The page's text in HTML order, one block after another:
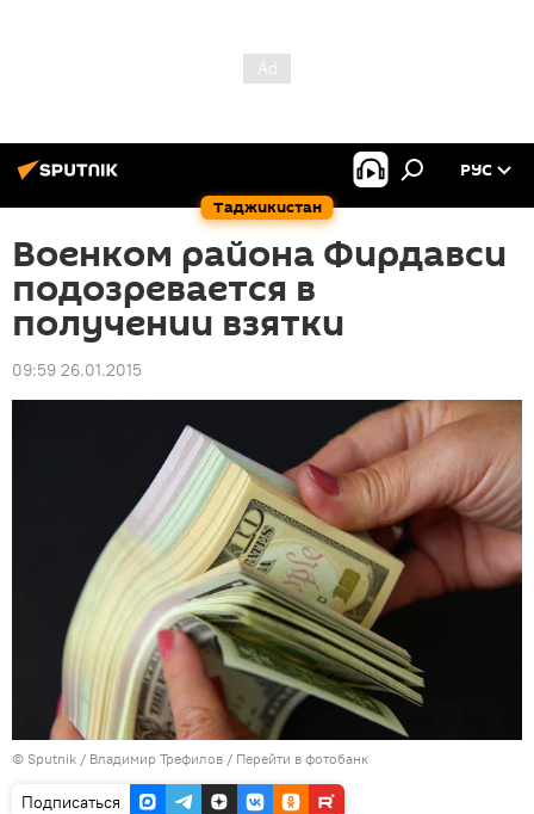
Таджикистан
РУС
Военком района Фирдавси
подозревается в
получении взятки
09:59 26.01.2015
© Sputnik / Владимир Трефилов / Перейти в фотобанк
Подписаться